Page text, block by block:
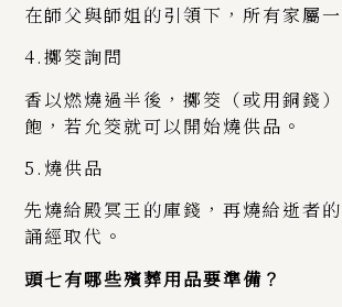
在師父與師姐的引領下，所有家屬
4.擲筊詢問
香以燃燒過半後，擲筊（或用銅錢
飽，若允筊就可以開始燒供品。
5.燒供品
先燒給殿冥王的庫錢，再燒給逝者
誦經取代。
頭七有哪些殯葬用品要準備？